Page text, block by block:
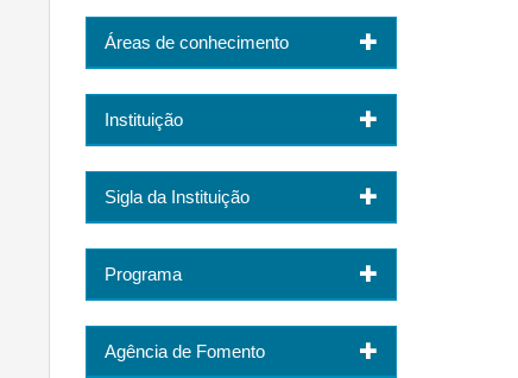
Áreas de conhecimento
Instituição
Sigla da Instituição
Programa
Agência de Fomento